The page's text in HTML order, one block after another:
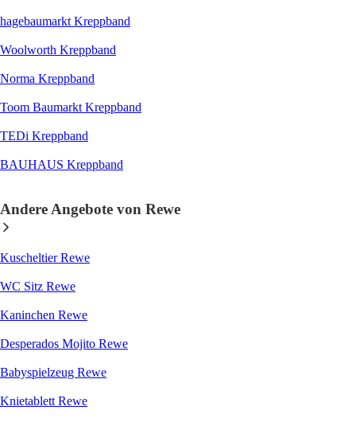
hagebaumarkt Kreppband
Woolworth Kreppband
Norma Kreppband
Toom Baumarkt Kreppband
TEDi Kreppband
BAUHAUS Kreppband
Andere Angebote von Rewe
Kuscheltier Rewe
WC Sitz Rewe
Kaninchen Rewe
Desperados Mojito Rewe
Babyspielzeug Rewe
Knietablett Rewe